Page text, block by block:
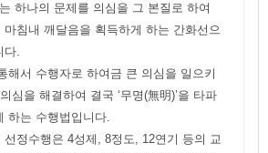
하나의 문제를 의심을 그 본질로 하여
마침내 깨달음을 획득하게 하는 간화선으
다.
해서 수행자로 하여금 큰 의심을 일으키
심을 해결하여 결국 ‘무명(無明)’을 타파
하는 수행법입니다.
선정수행은 4성제, 8정도, 12연기 등의 교